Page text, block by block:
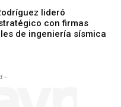
lideró
con firmas
de ingeniería sísmica
-